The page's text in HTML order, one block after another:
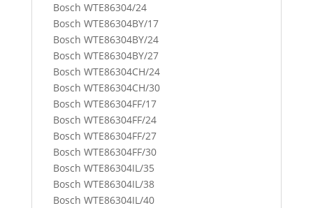
Bosch WTE86304/24
Bosch WTE86304BY/17
Bosch WTE86304BY/24
Bosch WTE86304BY/27
Bosch WTE86304CH/24
Bosch WTE86304CH/30
Bosch WTE86304FF/17
Bosch WTE86304FF/24
Bosch WTE86304FF/27
Bosch WTE86304FF/30
Bosch WTE86304IL/35
Bosch WTE86304IL/38
Bosch WTE86304IL/40